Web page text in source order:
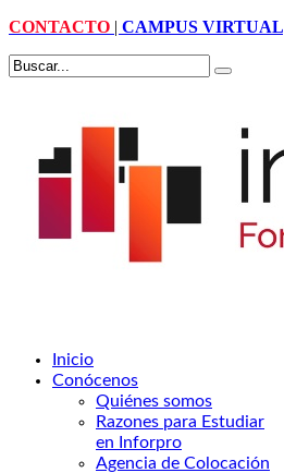
CONTACTO | CAMPUS VIRTUAL
Inicio
Conócenos
Quiénes somos
Razones para Estudiar
en Inforpro
Agencia de Colocación